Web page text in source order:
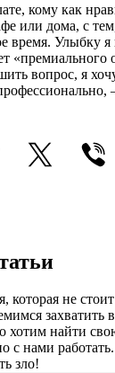
кому как
или дома, с
время. Улыбку
вопрос, я
не стоит
захватить
хотим найти
с нами работать.
зло!